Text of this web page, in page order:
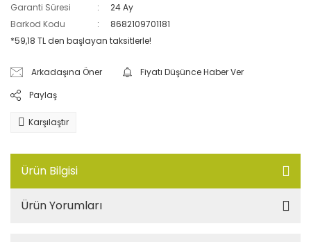
Garanti Süresi
24 Ay
Barkod Kodu
8682109701181
*59,18 TL den başlayan taksitlerle!
Arkadaşına Öner
Fiyatı Düşünce Haber Ver
Paylaş
Karşılaştır
Ürün Bilgisi
Ürün Yorumları